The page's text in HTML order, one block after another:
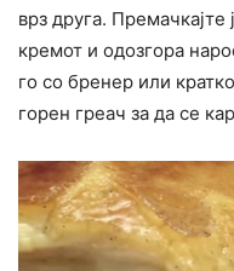
врз друга. Премачкајте
кремот и одозгора
го со бренер или
горен греач за да се